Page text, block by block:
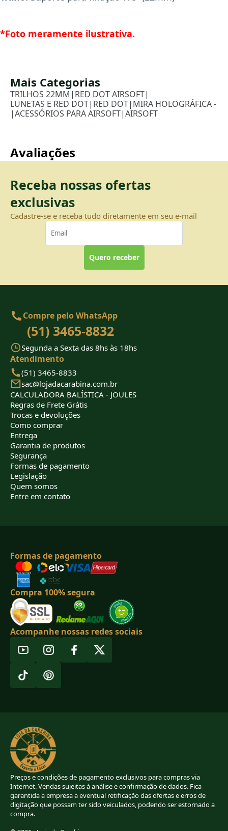
*Foto meramente ilustrativa.
Mais Categorias
TRILHOS 22MM | RED DOT AIRSOFT|
LUNETAS E RED DOT| RED DOT| MIRA HOLOGRÁFICA -
|ACESSÓRIOS PARA AIRSOFT|AIRSOFT
Avaliações
Receba nossas ofertas
exclusivas
Cadastre-se e receba tudo diretamente em seu e-mail
Quero receber
Compre pelo WhatsApp
(51) 3465-8832
Segunda a Sexta das 8hs às 18hs
Atendimento
(51) 3465-8833
sac@lojadacarabina.com.br
CALCULADORA BALÍSTICA - JOULES
Regras de Frete Grátis
Trocas e devoluções
Como comprar
Entrega
Garantia de produtos
Segurança
Formas de pagamento
Legislação
Quem somos
Entre em contato
Formas de pagamento
Compra 100% segura
Acompanhe nossas redes sociais
Preços e condições de pagamento exclusivos para compras via
Internet. Vendas sujeitas à análise e confirmação de dados. Fica
garantida a empresa a eventual retificação das ofertas e erros de
digitação que possam ter sido veiculados, podendo ser estornado a
compra.